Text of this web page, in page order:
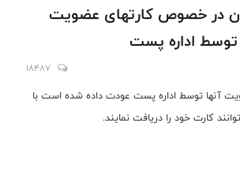
در خصوص کارتهای عضویت
اداره پست
18487
آنها توسط اداره پست عودت داده شده است با
کارت خود را دریافت نمایند.